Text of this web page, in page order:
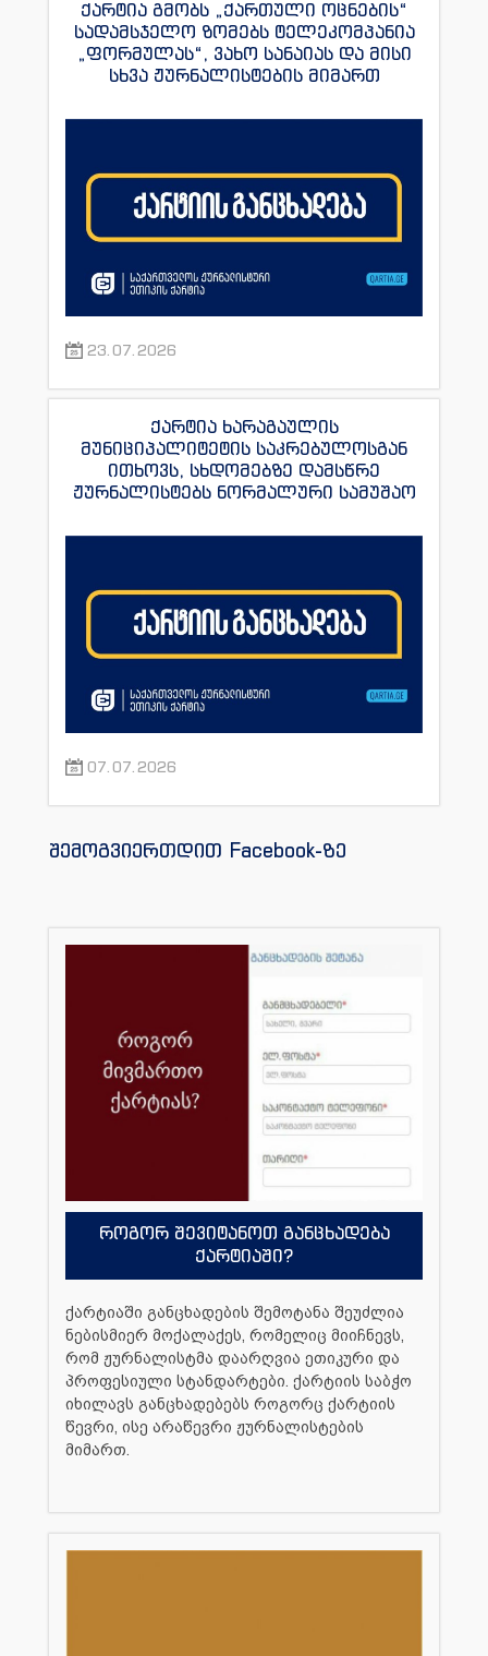
ქარტია გმობს „ქართული ოცნების“
სადამსჯელო ზომებს ტელეკომპანია
„ფორმულას“, ვახო სანაიას და მისი
სხვა ჟურნალისტების მიმართ
23.07.2026
ქარტია ხარაგაულის
მუნიციპალიტეტის საკრებულოსგან
ითხოვს, სხდომებზე დამსწრე
ჟურნალისტებს ნორმალური სამუშაო
07.07.2026
შემოგვიერთდით Facebook-ზე
როგორ შევიტანოთ განცხადება
ქარტიაში?
ქარტიაში განცხადების შემოტანა შეუძლია
ნებისმიერ მოქალაქეს, რომელიც მიიჩნევს,
რომ ჟურნალისტმა დაარღვია ეთიკური და
პროფესიული სტანდარტები. ქარტიის საბჭო
იხილავს განცხადებებს როგორც ქარტიის
წევრი, ისე არაწევრი ჟურნალისტების
მიმართ.